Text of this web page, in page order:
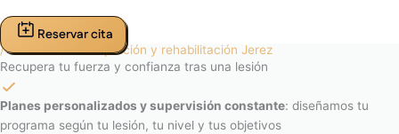
Reservar cita
/ Clínica de Readaptación y rehabilitación Jerez
Recupera tu fuerza y confianza tras una lesión
Planes personalizados y supervisión constante: diseñamos tu
programa según tu lesión, tu nivel y tus objetivos